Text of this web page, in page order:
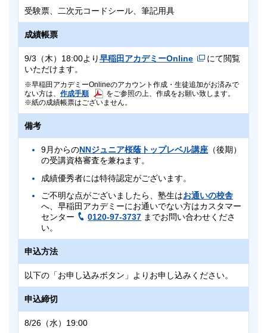
受験票、二次元コードシール、筆記用具
成績帳票
9/3（木）18:00より早稲田アカデミーOnline
にて閲覧
いただけます。
早稲田アカデミーOnlineのアカウント作成・生徒追加がお済みで
ない方は、 作成手順
をご参照の上、作成をお願い致します。
紙の成績帳票はございません。
備考
9月からのNNジュニア桜蔭トップレベル講座 （後期）
の受講資格審査を兼ねます。
成績優秀者には特待認定がございます。
ご不明な点がございましたら、塾生はお通いの校舎
へ、早稲田アカデミーにお通いでない方はカスタマー
センター
0120-97-3737 までお問い合わせくださ
い。
申込方法
以下の「お申し込みボタン」よりお申し込みください。
申込締切
8/26（水）19:00